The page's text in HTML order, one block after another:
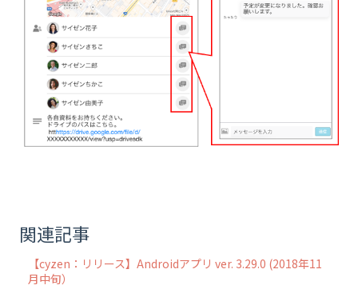
関連記事
【cyzen：リリース】Androidアプリ ver. 3.29.0 (2018年11
月中旬）